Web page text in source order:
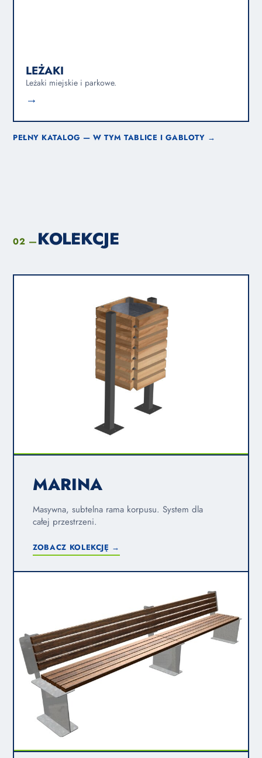
LEŻAKI
Leżaki miejskie i parkowe.
→
PEŁNY KATALOG — W TYM TABLICE I GABLOTY →
02 —KOLEKCJE
MARINA
Masywna, subtelna rama korpusu. System dla
całej przestrzeni.
ZOBACZ KOLEKCJĘ →